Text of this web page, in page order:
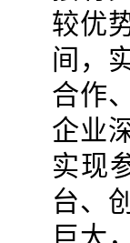
较优
间，
合作
企业
实现
台、